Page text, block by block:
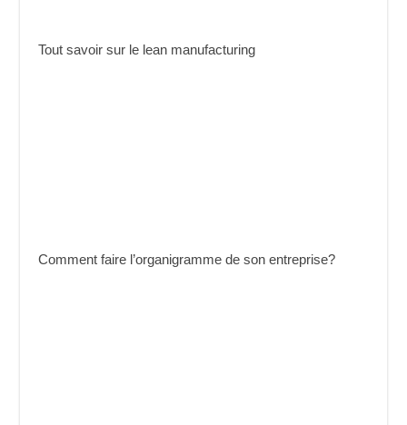
Tout savoir sur le lean manufacturing
Comment faire l’organigramme de son entreprise?